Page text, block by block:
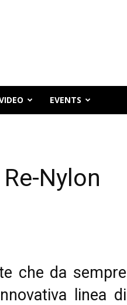
EVENTS
Nylon
che da sempre
linea di